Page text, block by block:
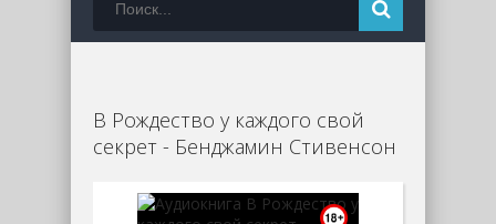
В Рождество у каждого свой
секрет - Бенджамин Стивенсон